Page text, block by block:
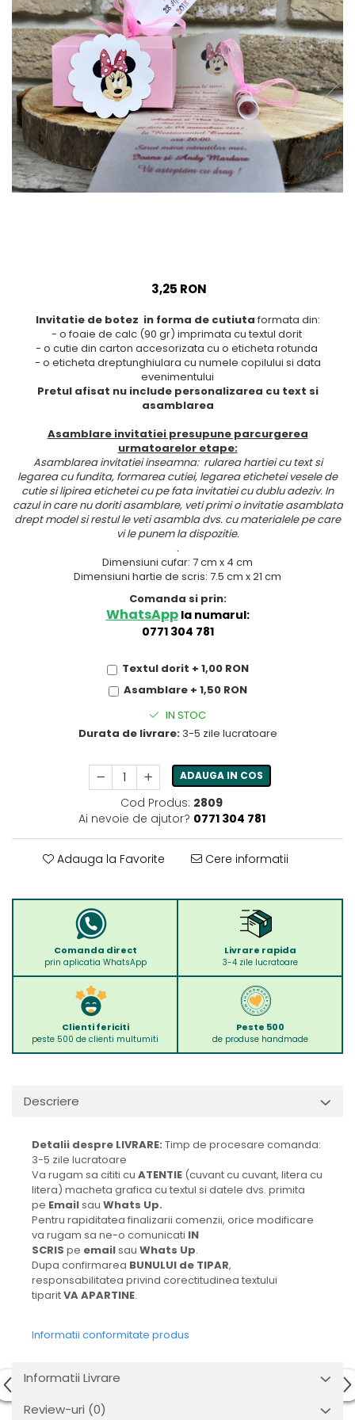
Meniuri & nr de BOTEZ
Plicuri si cartoane pentru
INVITATII
TAVA pentru MOT
Cruciulite de BOTEZ
Invitatii BANCHET
Baloane & decoratiuni BOTEZ
Trusouri & Lumanari Botez
Pahare Miri & Nasi
Cocarde nunta
Inmormatare/pomana
Meniuri pentru NUNTA
Decoratiuni NUNTA
3,25 RON
Invitatie de botez in forma de cutiuta formata din:
- o foaie de calc (90 gr) imprimata cu textul dorit
- o cutie din carton accesorizata cu o eticheta rotunda
- o eticheta dreptunghiulara cu numele copilului si data
evenimentului
Pretul afisat nu include personalizarea cu text si
asamblarea
Asamblare invitatiei presupune parcurgerea
urmatoarelor etape:
Asamblarea invitatiei inseamna: rularea hartiei cu text si
legarea cu fundita, formarea cutiei, legarea etichetei vesele de
cutie si lipirea etichetei cu pe fata invitatiei cu dublu adeziv. In
cazul in care nu doriti asamblare, veti primi o invitatie asamblata
drept model si restul le veti asambla dvs. cu materialele pe care
vi le punem la dispozitie.
.
Dimensiuni cufar: 7 cm x 4 cm
Dimensiuni hartie de scris: 7.5 cm x 21 cm
Comanda si prin:
WhatsApp la numarul:
0771 304 781
Textul dorit + 1,00 RON
Asamblare + 1,50 RON
IN STOC
Durata de livrare:3-5 zile lucratoare
ADAUGA IN COS
Cod Produs: 2809
Ai nevoie de ajutor? 0771 304 781
Adauga la Favorite Cere informatii
Comanda direct
prin aplicatia WhatsApp
Livrare rapida
3-4 zile lucratoare
Clienti fericiti
peste 500 de clienti multumiti
Peste 500
de produse handmade
Descriere
Detalii despre LIVRARE: Timp de procesare comanda:
3-5 zile lucratoare
Va rugam sa cititi cu ATENTIE (cuvant cu cuvant, litera cu
litera) macheta grafica cu textul si datele dvs. primita
pe Emailsau Whats Up.
Pentru rapiditatea finalizarii comenzii, orice modificare
va rugam sa ne-o comunicati IN
SCRIS pe emailsau Whats Up.
Dupa confirmarea BUNULUI de TIPAR,
responsabilitatea privind corectitudinea textului
tiparitVA APARTINE.
Informatii conformitate produs
Informatii Livrare
Review-uri (0)